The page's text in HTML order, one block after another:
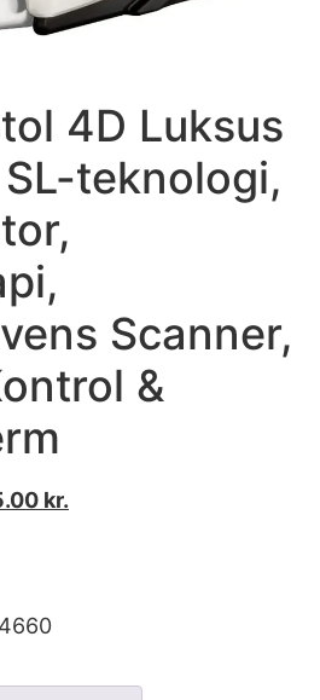
4D Luksus
teknologi,
Scanner,
&
kr.